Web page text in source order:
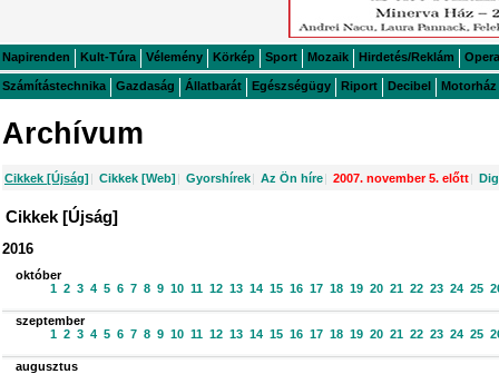
Napirenden Kult-Túra Vélemény Körkép Sport Mozaik Hirdetés/Reklám Opera
Számítástechnika Gazdaság Állatbarát Egészségügy Riport Decibel Motorház
Archívum
Cikkek [Újság] | Cikkek [Web] | Gyorshírek| Az Ön híre| 2007. november 5. előtt|
Cikkek [Újság]
2016
október
1 2 3 4 5 6 7 8 9 10 11 12 13 14 15 16 17 18 19 20 21 22 23 24 25
szeptember
1 2 3 4 5 6 7 8 9 10 11 12 13 14 15 16 17 18 19 20 21 22 23 24 25
augusztus